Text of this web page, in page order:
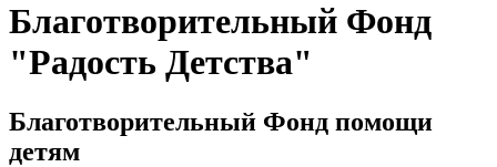
Благотворительный Фонд
"Радость Детства"
Благотворительный Фонд помощи
детям